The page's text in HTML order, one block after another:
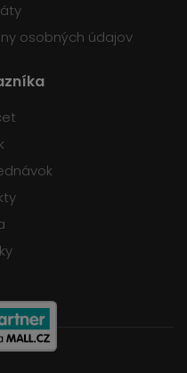
osobných údajov